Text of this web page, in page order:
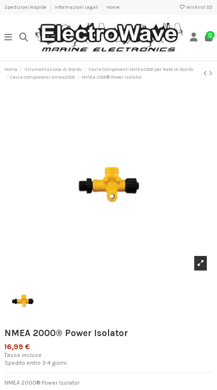
Spedizioni Rapide Informazioni Legali Home Wishlist (0)
0
Home Strumentazione di Bordo
Cavi e Componenti NMEA2000 per Rete di Bordo
Cavi e componenti Nmea2000
NMEA 2000® Power Isolator
NMEA 2000® Power Isolator
16,99 €
Tasse incluse
Spedito entro 3-4 giorni
NMEA 2000® Power Isolator